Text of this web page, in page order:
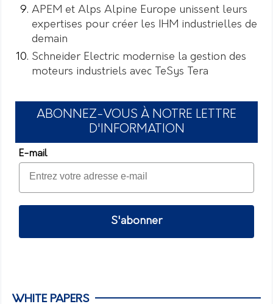
APEM et Alps Alpine Europe unissent leurs
expertises pour créer les IHM industrielles de
demain
Schneider Electric modernise la gestion des
moteurs industriels avec TeSys Tera
ABONNEZ-VOUS À NOTRE LETTRE
D'INFORMATION
E-mail
S'abonner
WHITE PAPERS